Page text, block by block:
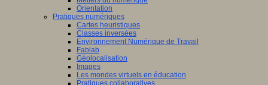
Orientation
Pratiques numériques
Cartes heuristiques
Classes inversées
Environnement Numérique de Travail
Fablab
Géolocalisation
Images
Les mondes virtuels en éducation
Pratiques collaboratives